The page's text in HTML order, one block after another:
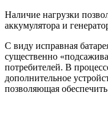
Наличие нагрузки
аккумулятора и
С виду исправная
существенно
потребителей. В
дополнительное
позволяющая